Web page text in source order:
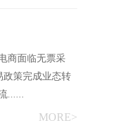
商面临无票采
政策完成业态转
......
MORE>